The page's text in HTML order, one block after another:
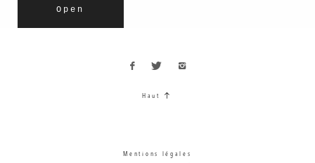
Open
Mentions légales
Haut